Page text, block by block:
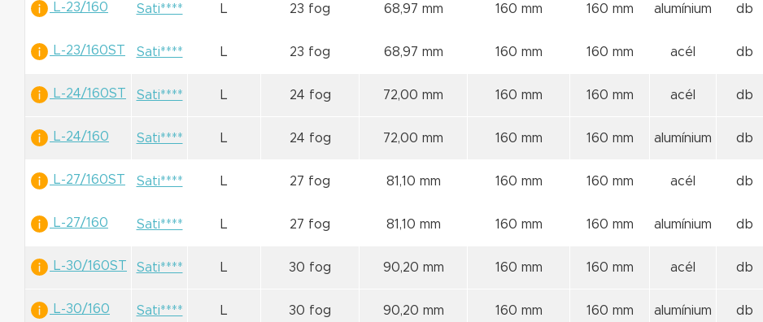
L-23/160 Sati**** L 23 fog 68,97 mm 160 mm 160 mm alumínium db
L-23/160ST Sati**** L 23 fog 68,97 mm 160 mm 160 mm acél db
L-24/160ST Sati**** L 24 fog 72,00 mm 160 mm 160 mm acél db
L-24/160 Sati**** L 24 fog 72,00 mm 160 mm 160 mm alumínium db
L-27/160ST Sati**** L 27 fog 81,10 mm 160 mm 160 mm acél db
L-27/160 Sati**** L 27 fog 81,10 mm 160 mm 160 mm alumínium db
L-30/160ST Sati**** L 30 fog 90,20 mm 160 mm 160 mm acél db
L-30/160 Sati**** L 30 fog 90,20 mm 160 mm 160 mm alumínium db